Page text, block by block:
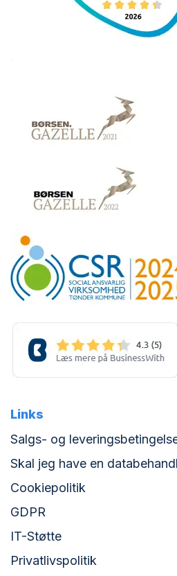
Links
Salgs- og
Skal jeg have en
Cookiepolitik
GDPR
IT-Støtte
Privatlivspolitik